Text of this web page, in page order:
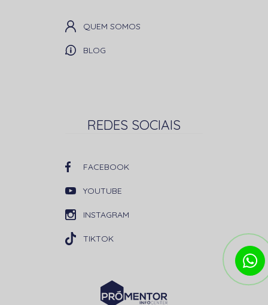
QUEM SOMOS
BLOG
REDES SOCIAIS
FACEBOOK
YOUTUBE
INSTAGRAM
TIKTOK